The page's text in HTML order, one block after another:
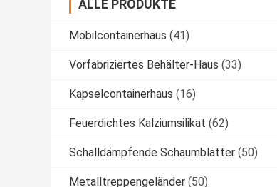
ALLE PRODUKTE
Mobilcontainerhaus (41)
Vorfabriziertes Behälter-Haus (33)
Kapselcontainerhaus (16)
Feuerdichtes Kalziumsilikat (62)
Schalldämpfende Schaumblätter (50)
Metalltreppengeländer (50)